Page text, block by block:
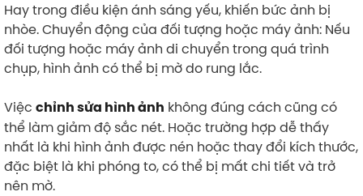
Hay trong điều kiện ánh sáng yếu, khiến bức ảnh bị
nhòe. Chuyển động của đối tượng hoặc máy ảnh: Nếu
đối tượng hoặc máy ảnh di chuyển trong quá trình
chụp, hình ảnh có thể bị mờ do rung lắc.
Việc chỉnh sửa hình ảnh không đúng cách cũng có
thể làm giảm độ sắc nét. Hoặc trường hợp dễ thấy
nhất là khi hình ảnh được nén hoặc thay đổi kích thước,
đặc biệt là khi phóng to, có thể bị mất chi tiết và trở
nên mờ.